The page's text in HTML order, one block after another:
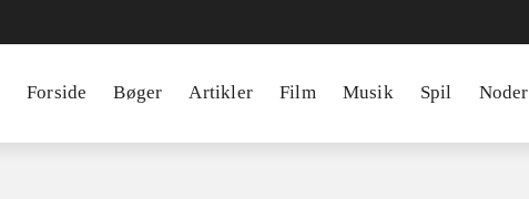
Forside Bøger Artikler Film Musik Spil Noder